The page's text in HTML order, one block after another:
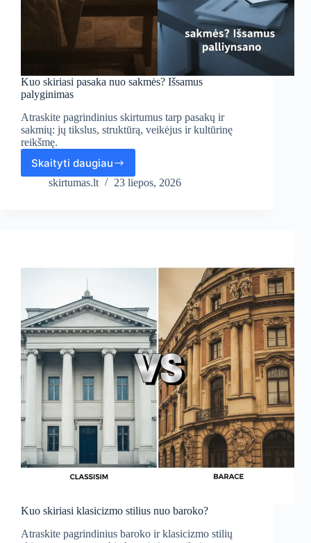
Kuo skiriasi pasaka nuo sakmės? Išsamus
palyginimas
Atraskite pagrindinius skirtumus tarp pasakų ir
sakmių: jų tikslus, struktūrą, veikėjus ir kultūrinę
reikšmę.
Skaityti daugiau
Kuo
skiriasi
skirtumas.lt 23 liepos, 2026
Kuo skiriasi klasicizmo stilius nuo baroko?
Atraskite pagrindinius baroko ir klasicizmo stilių